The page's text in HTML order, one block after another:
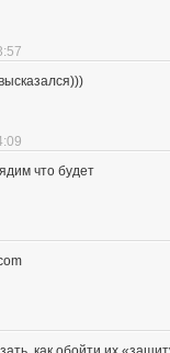
что будет